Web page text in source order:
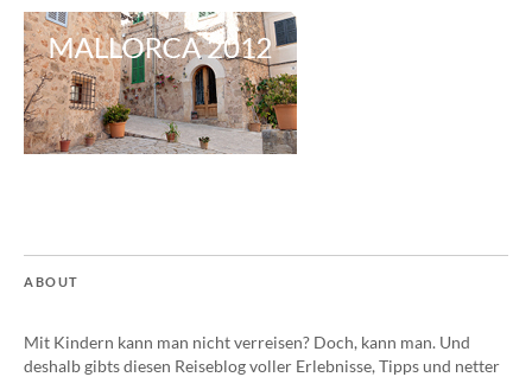
ABOUT
Mit Kindern kann man nicht verreisen? Doch, kann man. Und
deshalb gibts diesen Reiseblog voller Erlebnisse, Tipps und netter